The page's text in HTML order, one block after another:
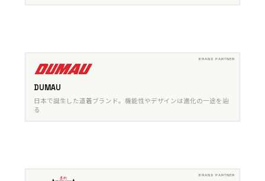
DUMAU
日本で誕生した道着ブランド。機能性やデザインは進化の一途を辿
る